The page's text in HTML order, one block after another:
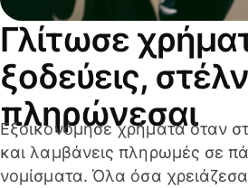
Γλίτωσε
ξοδεύεις,
πληρώνεσαι
Εξοικονόμησε χρήματα όταν
και λαμβάνεις πληρωμές σε
νομίσματα. Όλα όσα